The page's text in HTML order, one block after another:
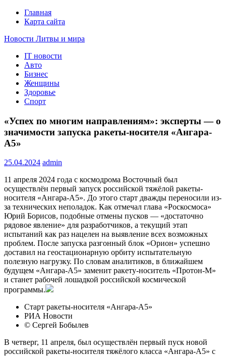
Главная
Карта сайта
Новости Литвы и мира
Свежие события и главные новости часа Литвы и мира на
портале EUROLITVA.RU
IT новости
Авто
Бизнес
Женщины
Здоровье
Спорт
«Успех по многим направлениям»: эксперты — о
значимости запуска ракеты-носителя «Ангара-
А5»
25.04.2024 admin
11 апреля 2024 года с космодрома Восточный был
осуществлён первый запуск российской тяжёлой ракеты-
носителя «Ангара-А5». До этого старт дважды переносили из-
за технических неполадок. Как отмечал глава «Роскосмоса»
Юрий Борисов, подобные отмены пусков — «достаточно
рядовое явление» для разработчиков, а текущий этап
испытаний как раз нацелен на выявление всех возможных
проблем. После запуска разгонный блок «Орион» успешно
доставил на геостационарную орбиту испытательную
полезную нагрузку. По словам аналитиков, в ближайшем
будущем «Ангара-А5» заменит ракету-носитель «Протон-М»
и станет рабочей лошадкой российской космической
программы.
Старт ракеты-носителя «Ангара-А5»
РИА Новости
© Сергей Бобылев
В четверг, 11 апреля, был осуществлён первый пуск новой
российской ракеты-носителя тяжёлого класса «Ангара-А5» с